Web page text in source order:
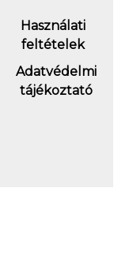
Használati
feltételek
Adatvédelmi
tájékoztató